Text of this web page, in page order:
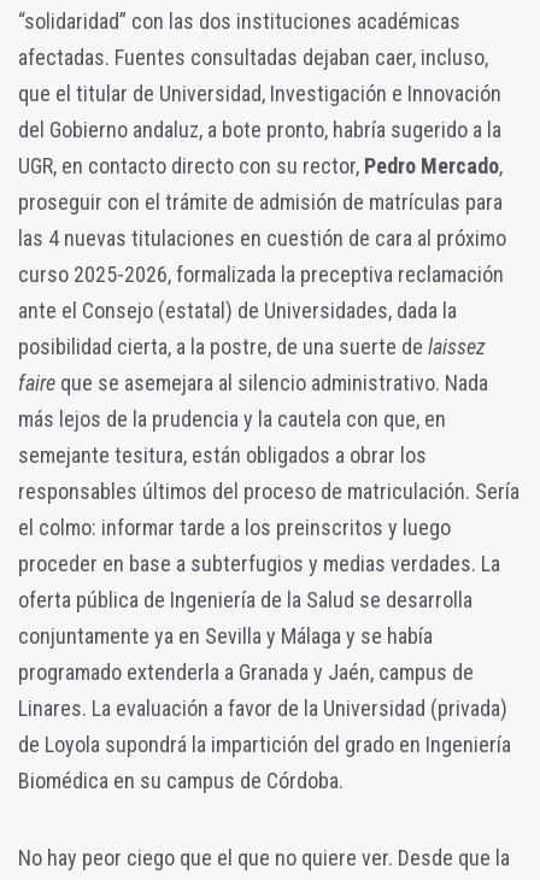
“solidaridad” con las dos instituciones académicas
afectadas. Fuentes consultadas dejaban caer, incluso,
que el titular de Universidad, Investigación e Innovación
del Gobierno andaluz, a bote pronto, habría sugerido a la
UGR, en contacto directo con su rector, Pedro Mercado,
proseguir con el trámite de admisión de matrículas para
las 4 nuevas titulaciones en cuestión de cara al próximo
curso 2025-2026, formalizada la preceptiva reclamación
ante el Consejo (estatal) de Universidades, dada la
posibilidad cierta, a la postre, de una suerte de laissez
faire que se asemejara al silencio administrativo. Nada
más lejos de la prudencia y la cautela con que, en
semejante tesitura, están obligados a obrar los
responsables últimos del proceso de matriculación. Sería
el colmo: informar tarde a los preinscritos y luego
proceder en base a subterfugios y medias verdades. La
oferta pública de Ingeniería de la Salud se desarrolla
conjuntamente ya en Sevilla y Málaga y se había
programado extenderla a Granada y Jaén, campus de
Linares. La evaluación a favor de la Universidad (privada)
de Loyola supondrá la impartición del grado en Ingeniería
Biomédica en su campus de Córdoba.
No hay peor ciego que el que no quiere ver. Desde que la